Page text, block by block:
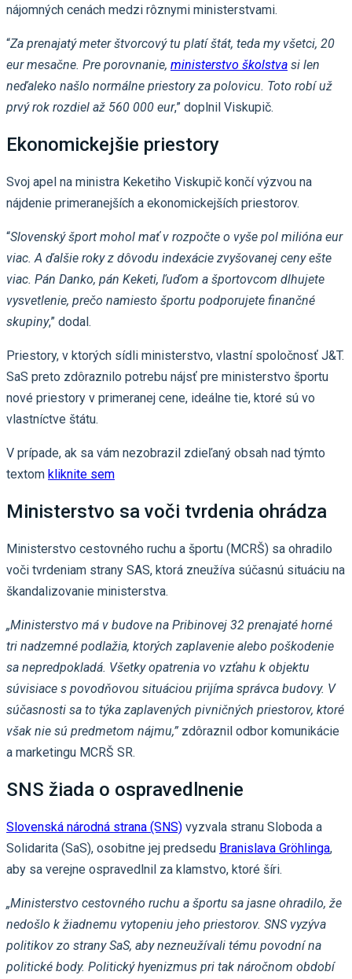
nájomných cenách medzi rôznymi ministerstvami.
“Za prenajatý meter štvorcový tu platí štát, teda my všetci, 20
eur mesačne. Pre porovnanie, ministerstvo školstva si len
neďaleko našlo normálne priestory za polovicu. Toto robí už
prvý rok rozdiel až 560 000 eur,” doplnil Viskupič.
Ekonomickejšie priestory
Svoj apel na ministra Keketiho Viskupič končí výzvou na
nájdenie primeranejších a ekonomickejších priestorov.
“Slovenský šport mohol mať v rozpočte o vyše pol milióna eur
viac. A ďalšie roky z dôvodu indexácie zvyšovanej ceny ešte
viac. Pán Danko, pán Keketi, ľuďom a športovcom dlhujete
vysvetlenie, prečo namiesto športu podporujete finančné
skupiny,” dodal.
Priestory, v ktorých sídli ministerstvo, vlastní spoločnosť J&T.
SaS preto zdôraznilo potrebu nájsť pre ministerstvo športu
nové priestory v primeranej cene, ideálne tie, ktoré sú vo
vlastníctve štátu.
V prípade, ak sa vám nezobrazil zdieľaný obsah nad týmto
textom kliknite sem
Ministerstvo sa voči tvrdenia ohrádza
Ministerstvo cestovného ruchu a športu (MCRŠ) sa ohradilo
voči tvrdeniam strany SAS, ktorá zneužíva súčasnú situáciu na
škandalizovanie ministerstva.
„Ministerstvo má v budove na Pribinovej 32 prenajaté horné
tri nadzemné podlažia, ktorých zaplavenie alebo poškodenie
sa nepredpokladá. Všetky opatrenia vo vzťahu k objektu
súvisiace s povodňovou situáciou prijíma správca budovy. V
súčasnosti sa to týka zaplavených pivničných priestorov, ktoré
však nie sú predmetom nájmu,” zdôraznil odbor komunikácie
a marketingu MCRŠ SR.
SNS žiada o ospravedlnenie
Slovenská národná strana (SNS) vyzvala stranu Sloboda a
Solidarita (SaS), osobitne jej predsedu Branislava Gröhlinga,
aby sa verejne ospravedlnil za klamstvo, ktoré šíri.
„Ministerstvo cestovného ruchu a športu sa jasne ohradilo, že
nedošlo k žiadnemu vytopeniu jeho priestorov. SNS vyzýva
politikov zo strany SaS, aby nezneužívali tému povodní na
politické body. Politický hyenizmus pri tak náročnom období